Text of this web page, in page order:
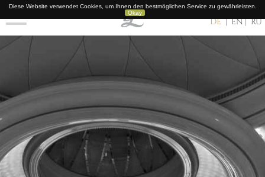
Diese Website verwendet Cookies, um Ihnen den bestmöglichen Service zu gewährleisten.
Okay
IMPRESSUM
DE EN RU